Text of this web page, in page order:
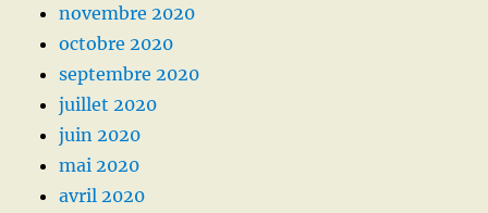
novembre 2020
octobre 2020
septembre 2020
juillet 2020
juin 2020
mai 2020
avril 2020